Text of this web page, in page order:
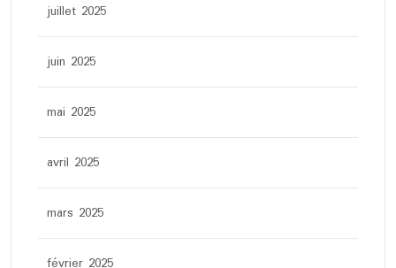
juillet 2025
juin 2025
mai 2025
avril 2025
mars 2025
février 2025